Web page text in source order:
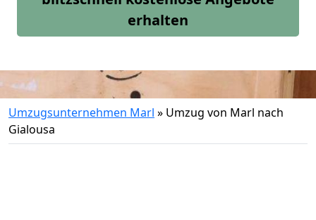
erhalten
Umzugsunternehmen Marl » Umzug von Marl nach
Gialousa